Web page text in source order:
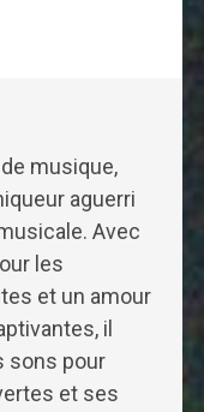
musique,
aguerri
Avec
les
et un amour
il
sons pour
et ses